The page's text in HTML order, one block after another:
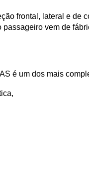
frontal, lateral e de
vem de
é um dos mais